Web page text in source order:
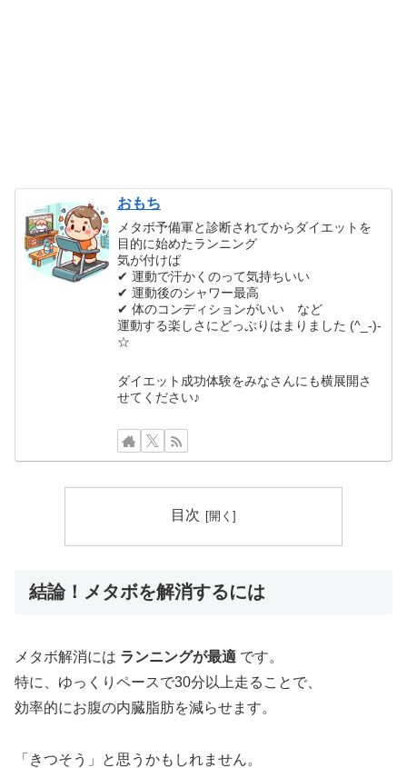
おもち
メタボ予備軍と診断されてからダイエットを
目的に始めたランニング
気が付けば
✔ 運動で汗かくのって気持ちいい
✔ 運動後のシャワー最高
✔ 体のコンディションがいい など
運動する楽しさにどっぷりはまりました (^_-)-
☆
ダイエット成功体験をみなさんにも横展開さ
せてください♪
目次
結論！メタボを解消するには
メタボ解消には ランニングが最適 です。
特に、ゆっくりペースで30分以上走ることで、
効率的にお腹の内臓脂肪を減らせます。
「きつそう」と思うかもしれません。